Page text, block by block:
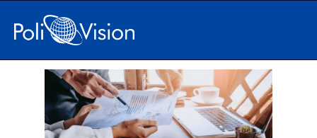
Como Vender em um Site Próprio:
Um Guia Completo